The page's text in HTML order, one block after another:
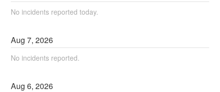
No incidents reported today.
Aug7,2026
No incidents reported.
Aug6,2026